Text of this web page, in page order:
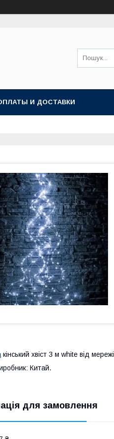
И ДОСТАВКИ
кінський хвіст 3 м white від мережі
Китай.
для замовлення